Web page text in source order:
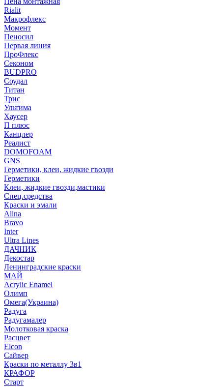
Rialit
Макрофлекс
Момент
Пеносил
Первая линия
ПроФлекс
Секоном
BUDPRO
Соудал
Титан
Трис
Ультима
Хаусер
П плюс
Канцлер
Реалист
DOMOFOAM
GNS
Герметики, клеи, жидкие гвозди
Герметики
Клеи, жидкие гвозди,мастики
Спец.средства
Краски и эмали
Alina
Bravo
Inter
Ultra Lines
ДАЧНИК
Декостар
Ленинградские краски
МАЙ
Acrylic Enamel
Олимп
Омега(Украина)
Радуга
Радугамалер
Молотковая краска
Расцвет
Elcon
Сайвер
Краски по металлу 3в1
КРАФОР
Старт